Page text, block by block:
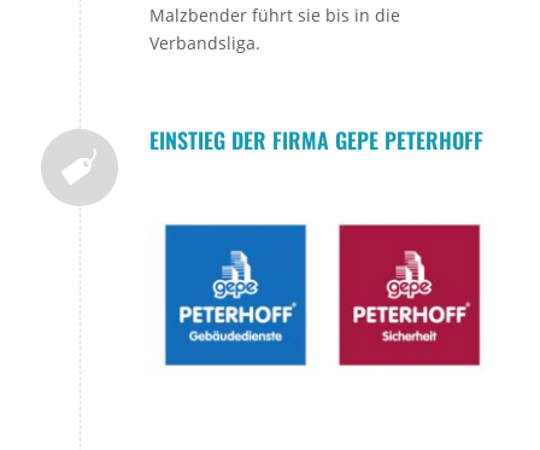
Malzbender führt sie bis in die
Verbandsliga.
EINSTIEG DER FIRMA GEPE PETERHOFF